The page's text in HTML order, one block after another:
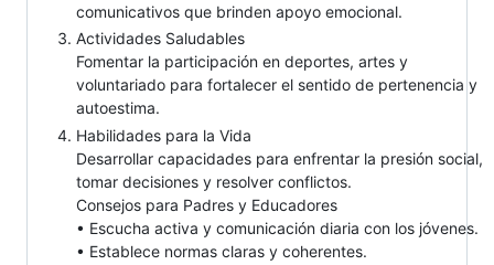
comunicativos que brinden apoyo emocional.
Actividades Saludables
Fomentar la participación en deportes, artes y
voluntariado para fortalecer el sentido de pertenencia y
autoestima.
Habilidades para la Vida
Desarrollar capacidades para enfrentar la presión social,
tomar decisiones y resolver conflictos.
Consejos para Padres y Educadores
• Escucha activa y comunicación diaria con los jóvenes.
• Establece normas claras y coherentes.